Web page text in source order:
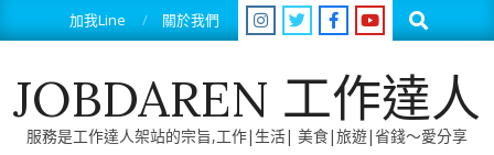
to
加我Line 關於我們 Search
JOBDAREN 工作達人
服務是工作達人架站的宗旨,工作|生活| 美食|旅遊|省錢～愛分享